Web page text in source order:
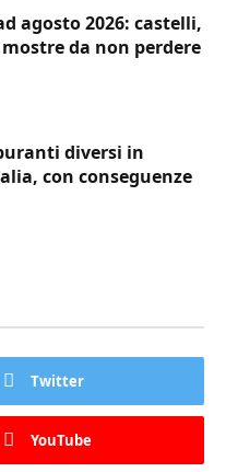
agosto 2026: castelli,
da non perdere
diversi in
con conseguenze
Twitter
YouTube